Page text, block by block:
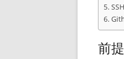
前